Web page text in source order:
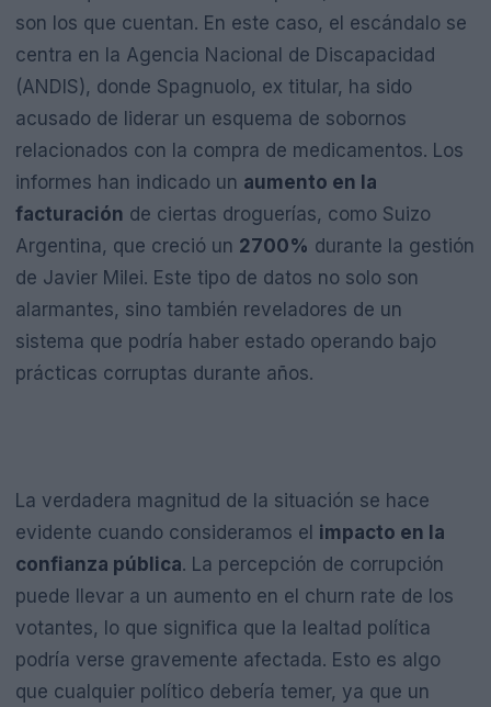
son los que cuentan. En este caso, el escándalo se
centra en la Agencia Nacional de Discapacidad
(ANDIS), donde Spagnuolo, ex titular, ha sido
acusado de liderar un esquema de sobornos
relacionados con la compra de medicamentos. Los
informes han indicado un aumento en la
facturación de ciertas droguerías, como Suizo
Argentina, que creció un 2700% durante la gestión
de Javier Milei. Este tipo de datos no solo son
alarmantes, sino también reveladores de un
sistema que podría haber estado operando bajo
prácticas corruptas durante años.
La verdadera magnitud de la situación se hace
evidente cuando consideramos el impacto en la
confianza pública. La percepción de corrupción
puede llevar a un aumento en el churn rate de los
votantes, lo que significa que la lealtad política
podría verse gravemente afectada. Esto es algo
que cualquier político debería temer, ya que un